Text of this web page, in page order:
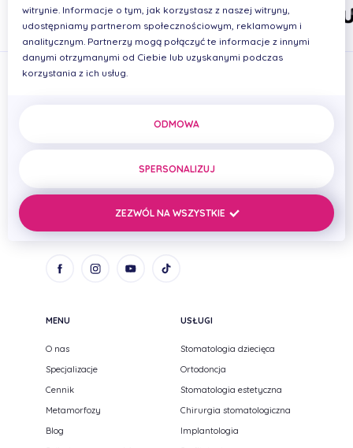
ul. Zenitowa 15
NIP: 8133005093
REGON: 690669384
MENU
O nas
Specjalizacje
Cennik
Metamorfozy
Blog
USŁUGI
Stomatologia dziecięca
Ortodoncja
Stomatologia estetyczna
Chirurgia stomatologiczna
Implantologia
witrynie. Informacje o tym, jak korzystasz z naszej witryny,
udostępniamy partnerom społecznościowym, reklamowym i
analitycznym. Partnerzy mogą połączyć te informacje z innymi
danymi otrzymanymi od Ciebie lub uzyskanymi podczas
korzystania z ich usług.
ODMOWA
SPERSONALIZUJ
ZEZWÓL NA WSZYSTKIE